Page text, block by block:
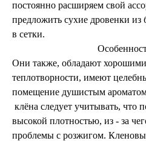
постоянно расширяем свой
предложить сухие дровенки
в сетки.
Они также, обладают хорошими
теплотворности, имеют
помещение душистым
клёна следует учитывать, что
высокой плотностью, из - за
проблемы с розжигом.